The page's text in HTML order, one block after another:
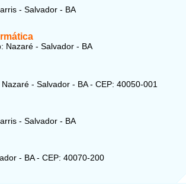
- Salvador - BA
Nazaré - Salvador - BA
- Salvador - BA - CEP: 40050-001
- Salvador - BA
- BA - CEP: 40070-200